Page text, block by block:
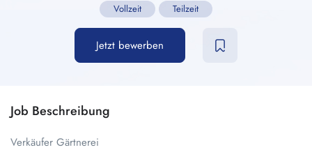
Vollzeit Teilzeit
Jetzt bewerben
Job Beschreibung
Verkäufer Gärtnerei